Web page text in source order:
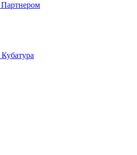
Партнером